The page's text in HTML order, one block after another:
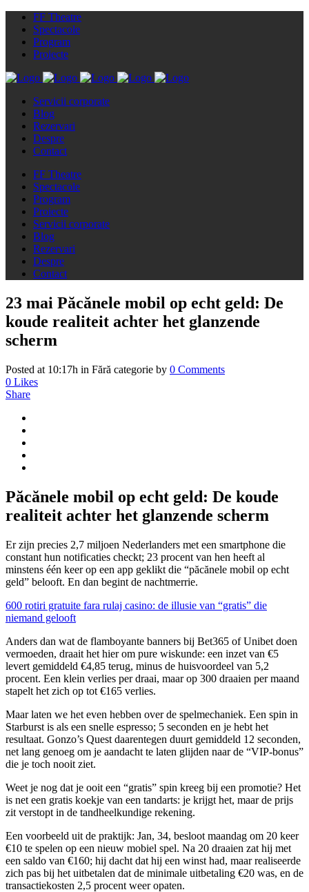
FF Theatre
Spectacole
Program
Proiecte
Servicii corporate
Blog
Rezervari
Despre
Contact
FF Theatre
Spectacole
Program
Proiecte
Servicii corporate
Blog
Rezervari
Despre
Contact
23 mai Păcănele mobil op echt geld: De
koude realiteit achter het glanzende
scherm
Posted at 10:17h in Fără categorie by 0 Comments
0 Likes
Share
Păcănele mobil op echt geld: De koude
realiteit achter het glanzende scherm
Er zijn precies 2,7 miljoen Nederlanders met een smartphone die
constant hun notificaties checkt; 23 procent van hen heeft al
minstens één keer op een app geklikt die “păcănele mobil op echt
geld” belooft. En dan begint de nachtmerrie.
600 rotiri gratuite fara rulaj casino: de illusie van “gratis” die
niemand gelooft
Anders dan wat de flamboyante banners bij Bet365 of Unibet doen
vermoeden, draait het hier om pure wiskunde: een inzet van €5
levert gemiddeld €4,85 terug, minus de huisvoordeel van 5,2
procent. Een klein verlies per draai, maar op 300 draaien per maand
stapelt het zich op tot €165 verlies.
Maar laten we het even hebben over de spelmechaniek. Een spin in
Starburst is als een snelle espresso; 5 seconden en je hebt het
resultaat. Gonzo’s Quest daarentegen duurt gemiddeld 12 seconden,
net lang genoeg om je aandacht te laten glijden naar de “VIP‑bonus”
die je toch nooit ziet.
Weet je nog dat je ooit een “gratis” spin kreeg bij een promotie? Het
is net een gratis koekje van een tandarts: je krijgt het, maar de prijs
zit verstopt in de tandheelkundige rekening.
Een voorbeeld uit de praktijk: Jan, 34, besloot maandag om 20 keer
€10 te spelen op een nieuw mobiel spel. Na 20 draaien zat hij met
een saldo van €160; hij dacht dat hij een winst had, maar realiseerde
zich pas bij het uitbetalen dat de minimale uitbetaling €20 was, en de
transactiekosten 2,5 procent weer opaten.